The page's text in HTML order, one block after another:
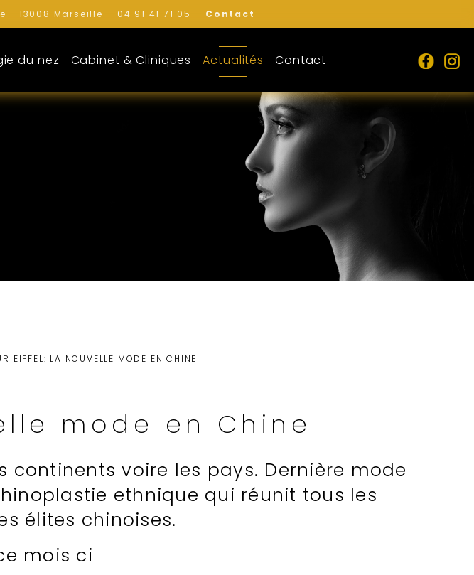
- 13008 Marseille 04 91 41 71 05 Contact
du nez Cabinet & Cliniques Actualités Contact
EIFFEL: LA NOUVELLE MODE EN CHINE
mode en Chine
voire les pays. Dernière mode
ethnique qui réunit tous les
élites chinoises.
mois ci